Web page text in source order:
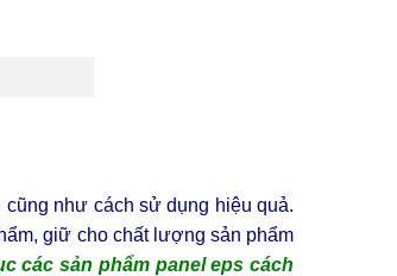
như cách sử dụng hiệu quả.
giữ cho chất lượng sản phẩm
các sản phẩm panel eps cách